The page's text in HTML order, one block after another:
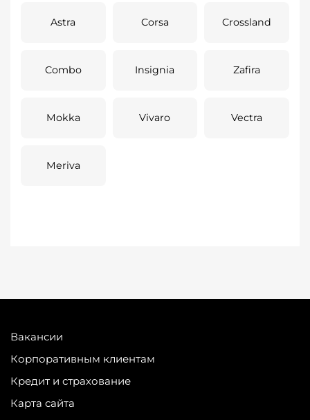
Astra Corsa Crossland
Combo Insignia Zafira
Mokka Vivaro Vectra
Meriva
Вакансии
Корпоративным клиентам
Кредит и страхование
Карта сайта